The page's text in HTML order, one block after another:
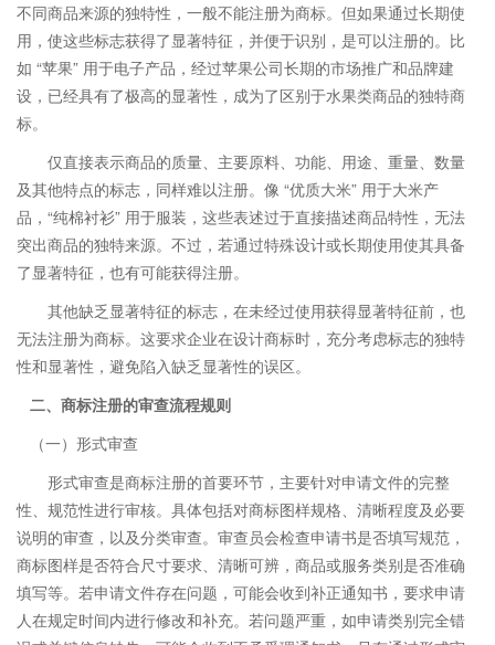
不同商品来源的独特性，一般不能注册为商标。但如果通过长期使
用，使这些标志获得了显著特征，并便于识别，是可以注册的。比
如 “苹果” 用于电子产品，经过苹果公司长期的市场推广和品牌建
设，已经具有了极高的显著性，成为了区别于水果类商品的独特商
标。
仅直接表示商品的质量、主要原料、功能、用途、重量、数量
及其他特点的标志，同样难以注册。像 “优质大米” 用于大米产
品，“纯棉衬衫” 用于服装，这些表述过于直接描述商品特性，无法
突出商品的独特来源。不过，若通过特殊设计或长期使用使其具备
了显著特征，也有可能获得注册。
其他缺乏显著特征的标志，在未经过使用获得显著特征前，也
无法注册为商标。这要求企业在设计商标时，充分考虑标志的独特
性和显著性，避免陷入缺乏显著性的误区。
二、商标注册的审查流程规则
（一）形式审查
形式审查是商标注册的首要环节，主要针对申请文件的完整
性、规范性进行审核。具体包括对商标图样规格、清晰程度及必要
说明的审查，以及分类审查。审查员会检查申请书是否填写规范，
商标图样是否符合尺寸要求、清晰可辨，商品或服务类别是否准确
填写等。若申请文件存在问题，可能会收到补正通知书，要求申请
人在规定时间内进行修改和补充。若问题严重，如申请类别完全错